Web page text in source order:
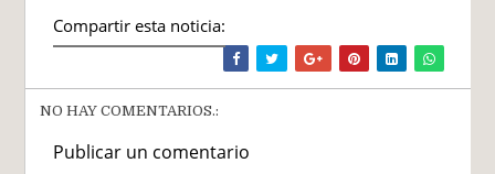
Compartir esta noticia:
NO HAY COMENTARIOS.:
Publicar un comentario